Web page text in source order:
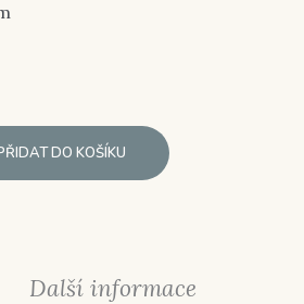
DO KOŠÍKU
Další informace